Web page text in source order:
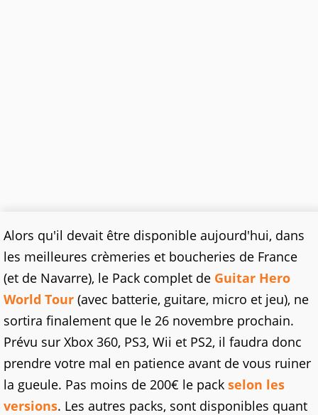
Alors qu'il devait être disponible aujourd'hui, dans
les meilleures crèmeries et boucheries de France
(et de Navarre), le Pack complet de Guitar Hero
World Tour (avec batterie, guitare, micro et jeu), ne
sortira finalement que le 26 novembre prochain.
Prévu sur Xbox 360, PS3, Wii et PS2, il faudra donc
prendre votre mal en patience avant de vous ruiner
la gueule. Pas moins de 200€ le pack selon les
versions. Les autres packs, sont disponibles quant